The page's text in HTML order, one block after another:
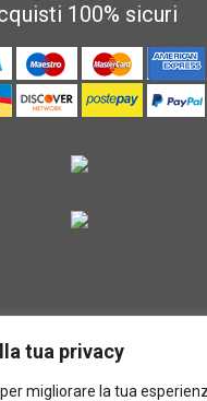
tua privacy
migliorare la tua
100% sicuri